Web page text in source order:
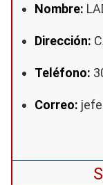
Nombre:
Dirección:
Teléfono:
Correo: